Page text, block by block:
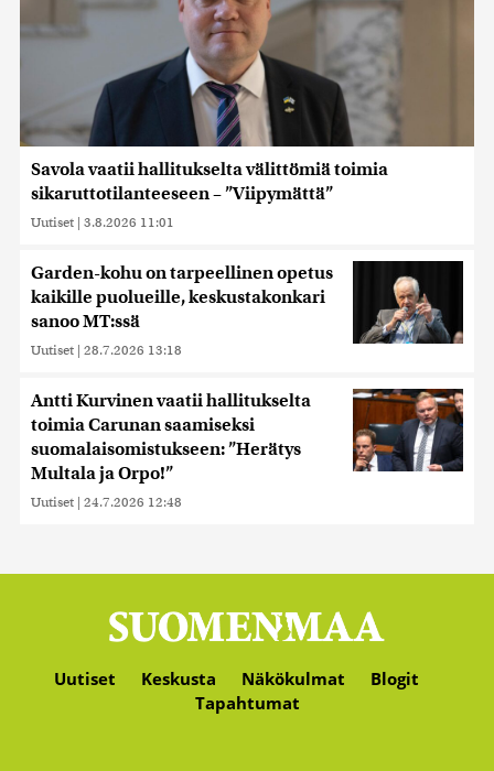
Savola vaatii hallitukselta välittömiä toimia
sikaruttotilanteeseen – ”Viipymättä”
Uutiset | 3.8.2026 11:01
Garden-kohu on tarpeellinen opetus
kaikille puolueille, keskustakonkari
sanoo MT:ssä
Uutiset | 28.7.2026 13:18
Antti Kurvinen vaatii hallitukselta
toimia Carunan saamiseksi
suomalaisomistukseen: ”Herätys
Multala ja Orpo!”
Uutiset | 24.7.2026 12:48
Uutiset Keskusta Näkökulmat
Blogit
Tapahtumat